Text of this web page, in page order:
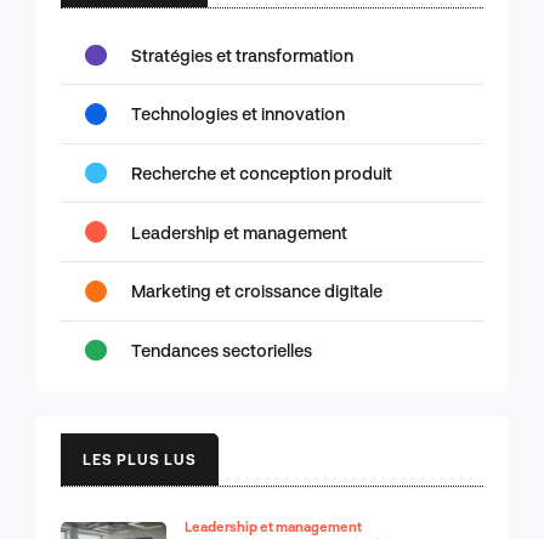
Stratégies et transformation
Technologies et innovation
Recherche et conception produit
Leadership et management
Marketing et croissance digitale
Tendances sectorielles
LES PLUS LUS
Leadership et management